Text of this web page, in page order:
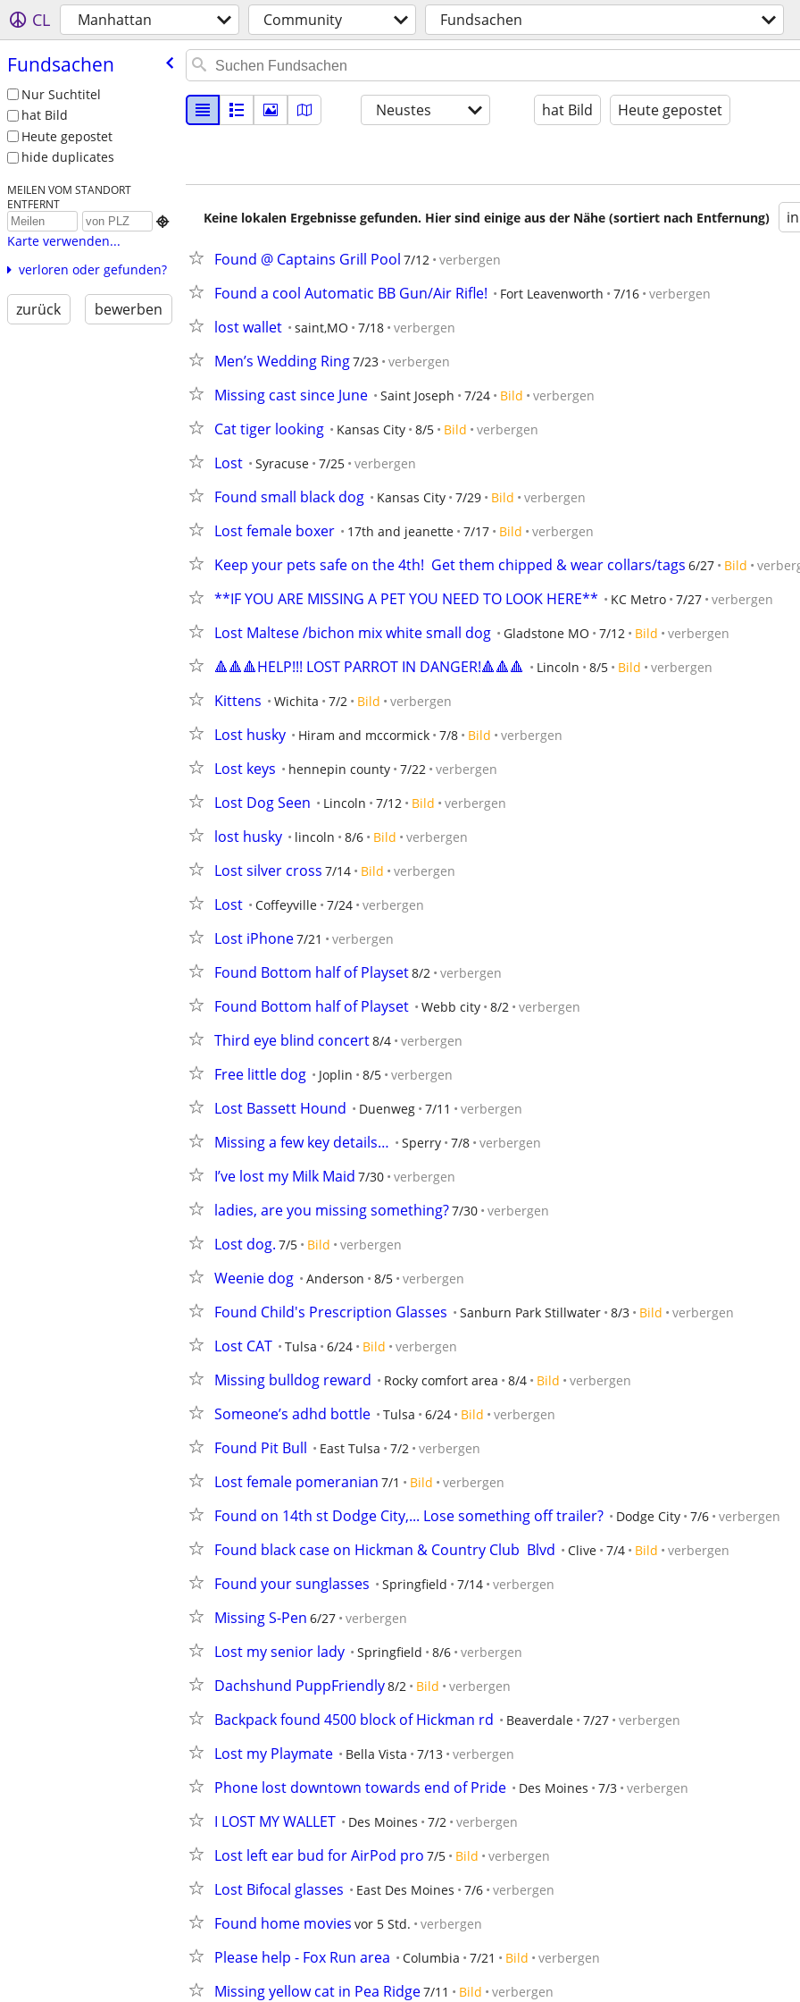
CL Manhattan Community Fundsachen
Fundsachen
Nur Suchtitel
hat Bild
Heute gepostet
hide duplicates
MEILEN VOM STANDORT
ENTFERNT

Karte verwenden...
verloren oder gefunden?
zurück bewerben
Neustes hat Bild Heute gepostet
Keine lokalen Ergebnisse gefunden. Hier sind einige aus der Nähe (sortiert nach Entfernung)
Found @ Captains Grill Pool 7/12 verbergen
Found a cool Automatic BB Gun/Air Rifle! Fort Leavenworth 7/16 verbergen
lost wallet saint,MO 7/18 verbergen
Men’s Wedding Ring7/23 verbergen
Missing cast since June Saint Joseph 7/24 Bild verbergen
Cat tiger looking Kansas City 8/5 Bild verbergen
Lost Syracuse 7/25 verbergen
Found small black dog Kansas City 7/29 Bild verbergen
Lost female boxer 17th and jeanette 7/17 Bild verbergen
Keep your pets safe on the 4th!  Get them chipped & wear collars/tags 6/27 Bild
**IF YOU ARE MISSING A PET YOU NEED TO LOOK HERE** KC Metro 7/27 verbergen
Lost Maltese /bichon mix white small dog Gladstone MO 7/12 Bild verbergen
🔺🔺🔺HELP!!! LOST PARROT IN DANGER!🔺🔺🔺 Lincoln 8/5 Bild verbergen
Kittens Wichita 7/2 Bild verbergen
Lost husky Hiram and mccormick 7/8 Bild verbergen
Lost keys hennepin county 7/22 verbergen
Lost Dog Seen Lincoln 7/12 Bild verbergen
lost husky lincoln 8/6 Bild verbergen
Lost silver cross 7/14 Bild verbergen
Lost Coffeyville 7/24 verbergen
Lost iPhone7/21 verbergen
Found Bottom half of Playset8/2 verbergen
Found Bottom half of Playset Webb city 8/2 verbergen
Third eye blind concert8/4 verbergen
Free little dog Joplin 8/5 verbergen
Lost Bassett Hound Duenweg 7/11 verbergen
Missing a few key details… Sperry 7/8 verbergen
I’ve lost my Milk Maid 7/30 verbergen
ladies, are you missing something?7/30 verbergen
Lost dog. 7/5 Bild verbergen
Weenie dog Anderson 8/5 verbergen
Found Child's Prescription Glasses Sanburn Park Stillwater 8/3 Bild verbergen
Lost CAT Tulsa 6/24 Bild verbergen
Missing bulldog reward Rocky comfort area 8/4 Bild verbergen
Someone’s adhd bottle Tulsa 6/24 Bild verbergen
Found Pit Bull East Tulsa 7/2 verbergen
Lost female pomeranian 7/1 Bild verbergen
Found on 14th st Dodge City,... Lose something off trailer? Dodge City 7/6 verbergen
Found black case on Hickman & Country Club  Blvd Clive 7/4 Bild verbergen
Found your sunglasses Springfield 7/14 verbergen
Missing S-Pen 6/27 verbergen
Lost my senior lady Springfield 8/6 verbergen
Dachshund PuppFriendly8/2 Bild verbergen
Backpack found 4500 block of Hickman rd Beaverdale 7/27 verbergen
Lost my Playmate Bella Vista 7/13 verbergen
Phone lost downtown towards end of Pride Des Moines 7/3 verbergen
I LOST MY WALLET Des Moines 7/2 verbergen
Lost left ear bud for AirPod pro 7/5 Bild verbergen
Lost Bifocal glasses East Des Moines 7/6 verbergen
Found home movies vor 5 Std. verbergen
Please help - Fox Run area Columbia 7/21 Bild verbergen
Missing yellow cat in Pea Ridge7/11 Bild verbergen